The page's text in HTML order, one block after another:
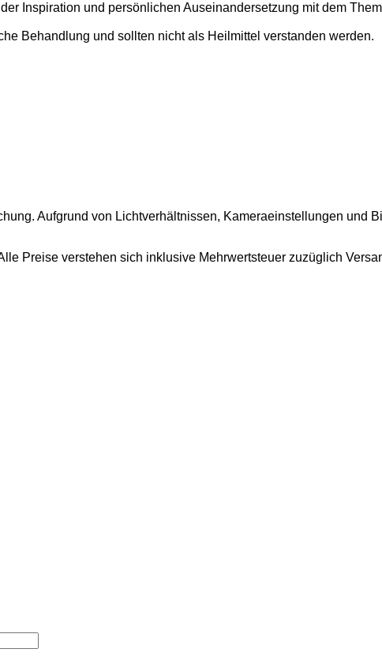
Inspiration und persönlichen Auseinandersetzung mit dem
Behandlung und sollten nicht als Heilmittel verstanden werden.
Aufgrund von Lichtverhältnissen, Kameraeinstellungen und
Preise verstehen sich inklusive Mehrwertsteuer zuzüglich